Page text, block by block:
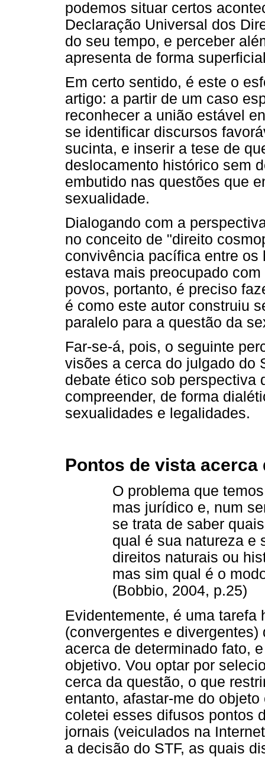
podemos situar certos
Declaração Universal dos
do seu tempo, e perceber
apresenta de forma
Em certo sentido, é este o
artigo: a partir de um caso
reconhecer a união estável
se identificar discursos
sucinta, e inserir a tese de
deslocamento histórico sem
embutido nas questões que
sexualidade.
Dialogando com a
no conceito de "direito
convivência pacífica entre os
estava mais preocupado
povos, portanto, é preciso
é como este autor construiu
paralelo para a questão da
Far-se-á, pois, o seguinte
visões a cerca do julgado do
debate ético sob perspectiva
compreender, de forma
sexualidades e legalidades.
Pontos de vista acerca
O problema que
mas jurídico e, num
se trata de saber
qual é sua natureza e
direitos naturais ou
mas sim qual é o
(Bobbio, 2004, p.25)
Evidentemente, é uma
(convergentes e
acerca de determinado fato,
objetivo. Vou optar por
cerca da questão, o que
entanto, afastar-me do
coletei esses difusos pontos
jornais (veiculados na
a decisão do STF, as quais